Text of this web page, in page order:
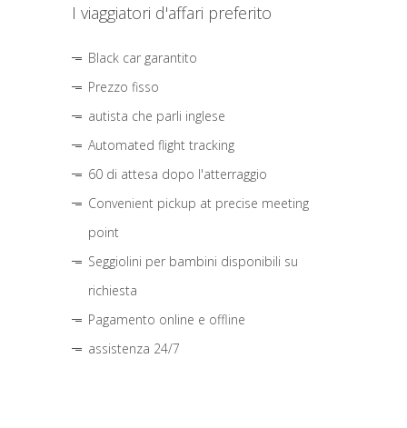
I viaggiatori d'affari preferito
Black car garantito
Prezzo fisso
autista che parli inglese
Automated flight tracking
60 di attesa dopo l'atterraggio
Convenient pickup at precise meeting
point
Seggiolini per bambini disponibili su
richiesta
Pagamento online e offline
assistenza 24/7